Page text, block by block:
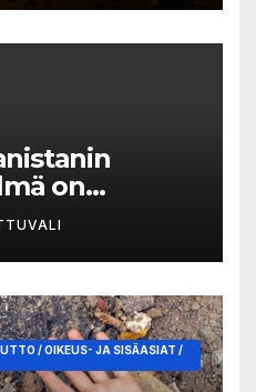
on
/ OIKEUS- JA SISÄASIAT /